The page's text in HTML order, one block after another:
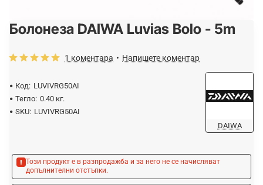
-20% ОЧАКВАЙТЕ
Болонеза DAIWA Luvias Bolo - 5m
Код: LUVIVRG50AI
Тегло: 0.40 кг.
SKU: LUVIVRG50AI
DAIWA
1 коментара • Напишете коментар
Този продукт е в разпродажба и за него не се начисляват
допълнителни отстъпки.